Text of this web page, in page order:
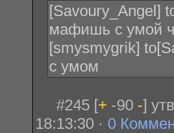
[Savoury_Angel]
мафишь с умой
[smysmygrik]
с умом
#245 [+ -90 -]
18:13:30 · 0